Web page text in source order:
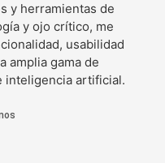
y herramientas de
y ojo crítico, me
usabilidad
amplia gama de
inteligencia artificial.